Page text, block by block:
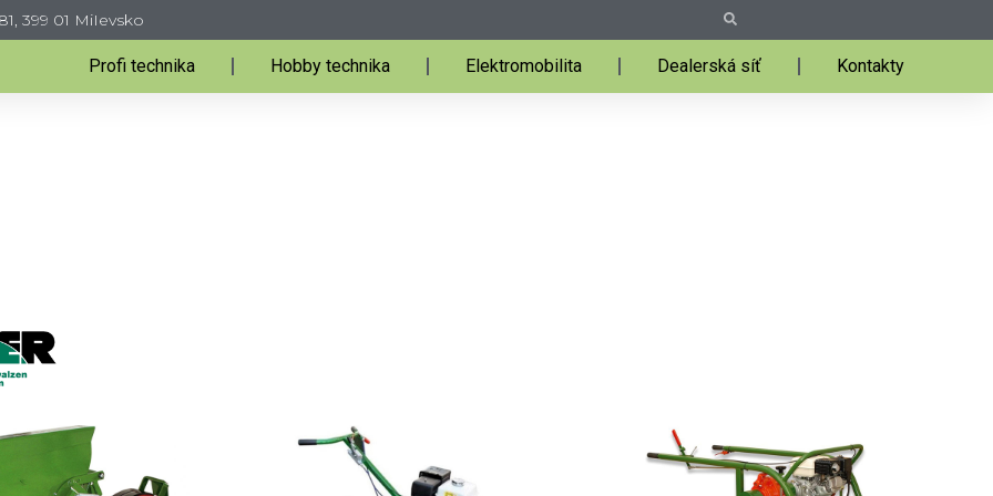
399 01 MiIevsko Search
Search
Profi technika Hobby technika Elektromobilita Dealerská síť Kontakty